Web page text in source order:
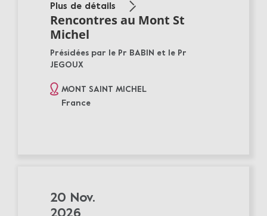
Plus de détails
Rencontres au Mont St
Michel
Présidées par le Pr BABIN et le Pr
JEGOUX
MONT SAINT MICHEL
France
20 Nov.
2026